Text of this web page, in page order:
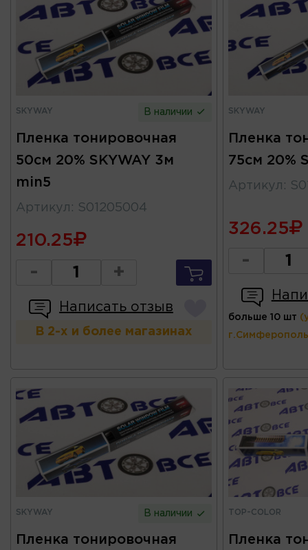
SKYWAY В наличии
Пленка тонировочная
50см 20% SKYWAY 3м
min5
Артикул : S01205004
210.25
- +
Написать отзыв
В 2-х и более магазинах
SKYWAY
Пленка
75см 20%
Артикул :
326.25
-
больше 10 шт
SKYWAY В наличии
Пленка тонировочная
TOP-COLOR
Пленка